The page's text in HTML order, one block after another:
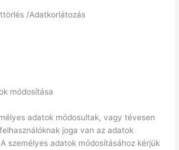
/Adatkorlátozás
módosítása
adatok módosultak, vagy tévesen
joga van az adatok
személyes adatok módosításához kérjük